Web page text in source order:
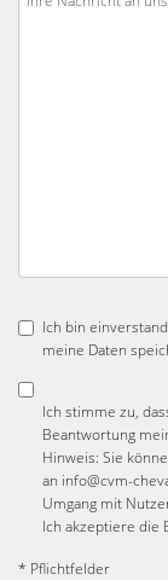
Ich bin
meine Daten
Ich stimme zu,
Beantwortung
Hinweis: Sie
an info@cvm-
Umgang mit
Ich akzeptiere die
* Pflichtfelder